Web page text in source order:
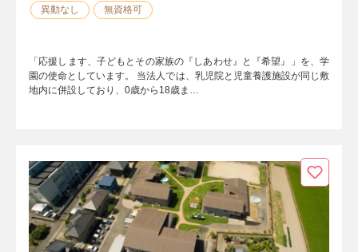
異動なし 無資格可
「応援します、子どもとその家族の『しあわせ』と『希望』」を、学
園の使命としています。 当法人では、乳児院と児童養護施設が同じ敷
地内に併設しており、0歳から18歳ま…